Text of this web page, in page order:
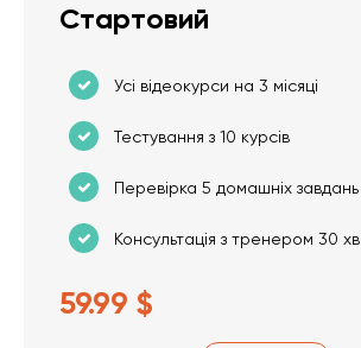
Стартовий
Усі відеокурси на 3 місяці
Тестування з 10 курсів
Перевірка 5 домашніх завдань
Консультація з тренером 30 хв
59.99 $